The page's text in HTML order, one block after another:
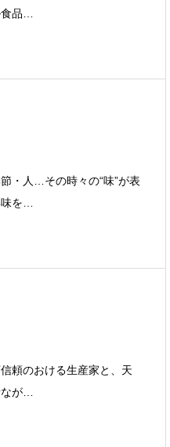
品…
・人…その時々の“味”が表
を…
頼のおける生産家と、天
が…